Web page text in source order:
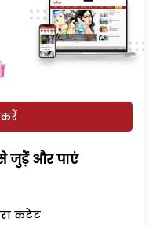
करें
जुड़ेें और पाएं
कंटेंट